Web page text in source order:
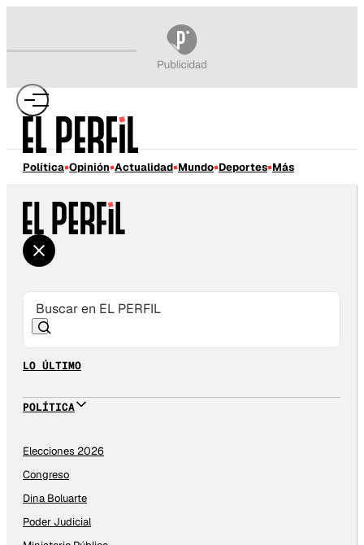
Política Opinión Actualidad Mundo Deportes Más
LO ÚLTIMO
POLÍTICA
Elecciones 2026
Congreso
Dina Boluarte
Poder Judicial